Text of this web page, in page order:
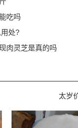
吃吗
处?
肉灵芝是真的吗
太岁